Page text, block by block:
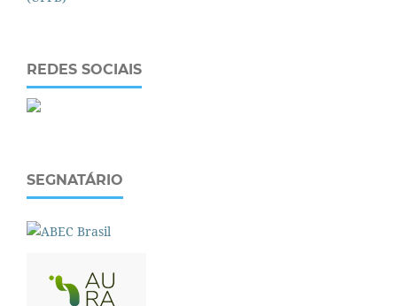
REDES SOCIAIS
SEGNATÁRIO